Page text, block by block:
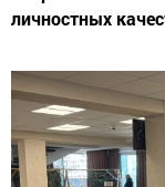
личностных